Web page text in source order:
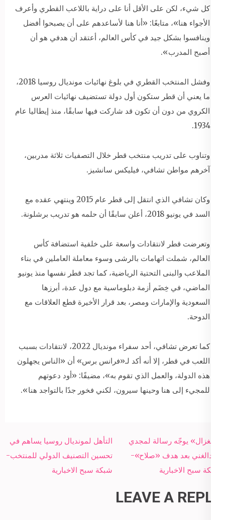
كل شيء، لكن على الأقل أنا على دراية باللاعب القطري وأعرف
الأجواء هنا»، متابعًا: «أنا هنا لأساعدهم على أن يصبحوا أفضل
وينافسوا بشكل جيد في كأس العالم، أعتقد أن هدفي هو أن
أصبح المدرب».
وفشل المنتخب القطري في بلوغ نهائيات مونديال روسيا 2018،
ما يعني أن قطر ستكون أول دولة تستضيف نهائيات العرس
الكروي من دون أن تكون قد شاركت فيها سابقًا، منذ إيطاليا عام
1934.
وتناوب على تدريب منتخب قطر خلال التصفيات ثلاثة مدربين،
آخرهم مواطن تشافي، فيليكس سانشيز.
وكان تشافي الذي انتقل إلى قطر عام 2015 وينتهي عقده مع
السد في يونيو 2018، أعلن سابقًا أن حلمه هو تدريب برشلونة.
وتعرضت قطر لانتقادات واسعة على خلفية استضافة كأس
العالم، شملت اتهامات بالرشى وسوء معاملة العاملين في بناء
الملاعب والبنى التحتية الرياضية، كما تجد قطر نفسها منذ يونيو
الماضي، في خِضَم أزمة دبلوماسية مع دول عدة، أبرزها
السعودية والإمارات ومصر، بعد قرار الأخيرة قطع العلاقات مع
الدوحة.
كما تعرض تشافي، أحد سفراء مونديال 2022، لانتقادات بسبب
اللعب في قطر، إلا أنه أكد لـ«فرانس برس» أن «الناس يجهلون
هذه الدولة، والعمل الذي تقوم به»، مضيفًا: «أود دعوتهم
للمجيء إلى هنا وحينها سيرون، لكني فخور جدًا بالتواجد هنا».
Post
navigation
التأهل لمونديال روسيا يساهم في
تحسين التصنيف الدولي للمنتخب-
شبكة سبح الاخبارية
«الغزال» يوجّه رسالة لمجدي
عبدالغني بعد هدف «صلاح»-
شبكة سبح الاخبارية
LEAVE A REPLY